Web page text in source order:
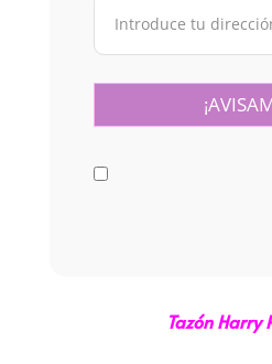
TazónHarry